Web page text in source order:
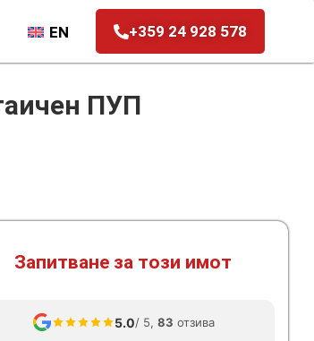
+359 24 928 578
EN
ПУП
Запитване за този имот
5.0/ 5, 83 отзива